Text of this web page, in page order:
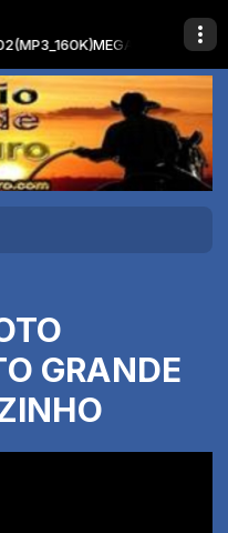
MEGA PANCADÃO
GRANDE